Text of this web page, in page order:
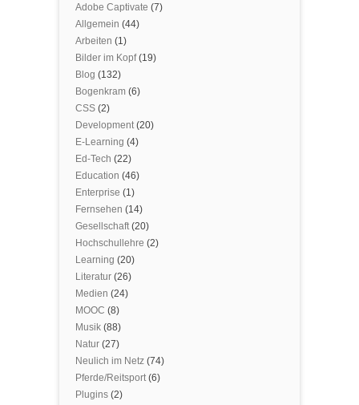
Adobe Captivate (7)
Allgemein (44)
Arbeiten (1)
Bilder im Kopf(19)
Blog (132)
Bogenkram (6)
CSS (2)
Development(20)
E-Learning (4)
Ed-Tech (22)
Education (46)
Enterprise (1)
Fernsehen (14)
Gesellschaft(20)
Hochschullehre (2)
Learning (20)
Literatur (26)
Medien (24)
MOOC (8)
Musik (88)
Natur (27)
Neulich im Netz (74)
Pferde/Reitsport(6)
Plugins (2)